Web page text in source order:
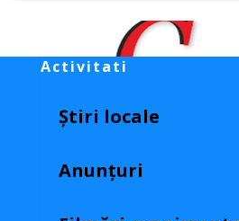
Activitati
Știri locale
Anunțuri